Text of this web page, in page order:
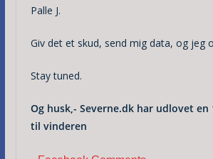
Palle J.
Giv det et skud, send mig data, og jeg
Stay tuned.
Og husk,- Severne.dk har udlovet
til vinderen